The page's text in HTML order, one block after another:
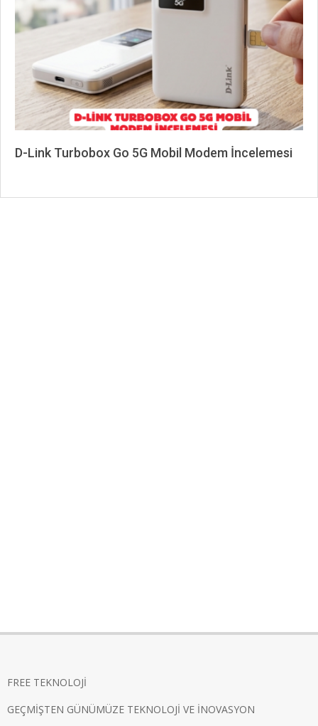
D-Link Turbobox Go 5G Mobil Modem İncelemesi
FREE TEKNOLOJİ
GEÇMİŞTEN GÜNÜMÜZE TEKNOLOJİ VE İNOVASYON